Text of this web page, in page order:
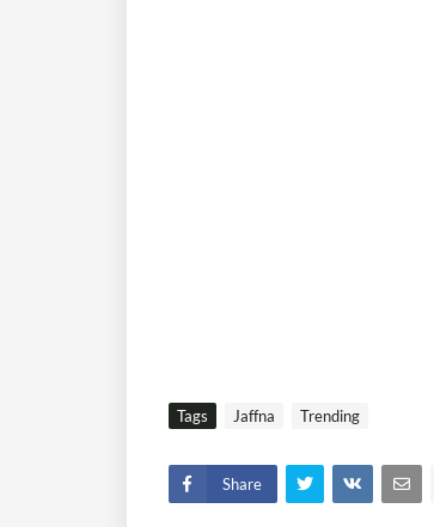
Tags Jaffna Trending
Share